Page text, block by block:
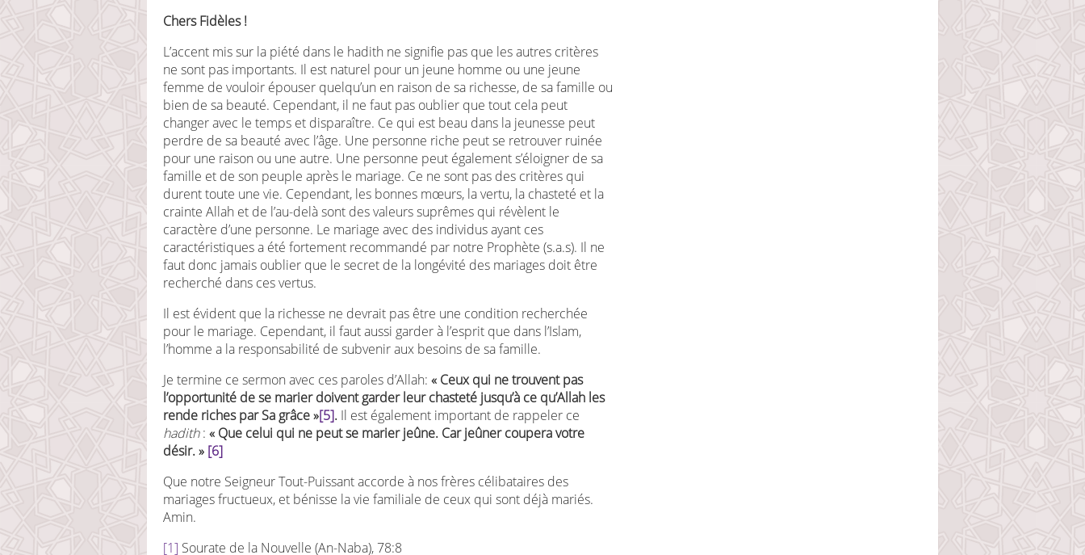
Chers Fidèles !
L’accent mis sur la piété dans le hadith ne signifie pas que les autres critères
ne sont pas importants. Il est naturel pour un jeune homme ou une jeune
femme de vouloir épouser quelqu’un en raison de sa richesse, de sa famille ou
bien de sa beauté. Cependant, il ne faut pas oublier que tout cela peut
changer avec le temps et disparaître. Ce qui est beau dans la jeunesse peut
perdre de sa beauté avec l’âge. Une personne riche peut se retrouver ruinée
pour une raison ou une autre. Une personne peut également s’éloigner de sa
famille et de son peuple après le mariage. Ce ne sont pas des critères qui
durent toute une vie. Cependant, les bonnes mœurs, la vertu, la chasteté et la
crainte Allah et de l’au-delà sont des valeurs suprêmes qui révèlent le
caractère d’une personne. Le mariage avec des individus ayant ces
caractéristiques a été fortement recommandé par notre Prophète (s.a.s). Il ne
faut donc jamais oublier que le secret de la longévité des mariages doit être
recherché dans ces vertus.
Il est évident que la richesse ne devrait pas être une condition recherchée
pour le mariage. Cependant, il faut aussi garder à l’esprit que dans l’Islam,
l’homme a la responsabilité de subvenir aux besoins de sa famille.
Je termine ce sermon avec ces paroles d’Allah: « Ceux qui ne trouvent pas
l’opportunité de se marier doivent garder leur chasteté jusqu’à ce qu’Allah les
rende riches par Sa grâce »[5]. Il est également important de rappeler ce
hadith: « Que celui qui ne peut se marier jeûne. Car jeûner coupera votre
désir. » [6]
Que notre Seigneur Tout-Puissant accorde à nos frères célibataires des
mariages fructueux, et bénisse la vie familiale de ceux qui sont déjà mariés.
Amin.
[1] Sourate de la Nouvelle (An-Naba), 78:8